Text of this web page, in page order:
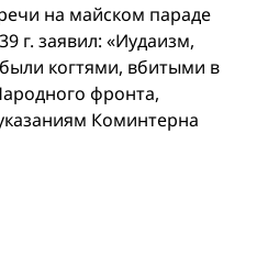
на майском параде
г. заявил: «Иудаизм,
когтями, вбитыми в
фронта,
Коминтерна